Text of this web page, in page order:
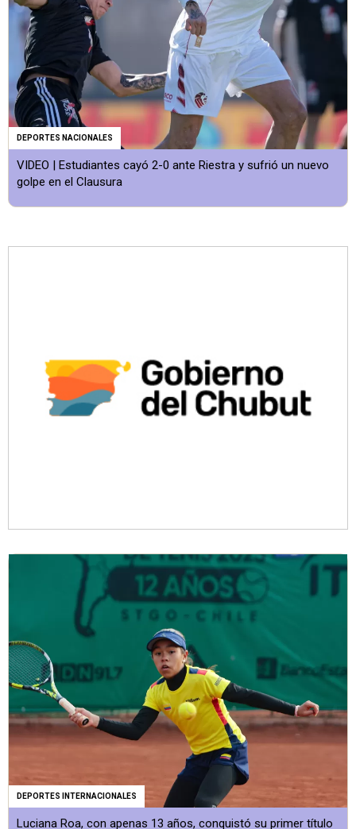
DEPORTES NACIONALES
VIDEO | Estudiantes cayó 2-0 ante Riestra y sufrió un nuevo
golpe en el Clausura
DEPORTES INTERNACIONALES
Luciana Roa, con apenas 13 años, conquistó su primer título